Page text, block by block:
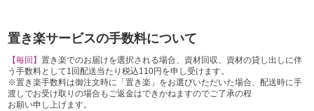
置き楽サービスの手数料について
【毎回】置き楽でのお届けを選択される場合、資材回収、資材の貸し出しに伴
う手数料として1回配送当たり税込110円を申し受けます。
※置き楽手数料は御注文時に「置き楽」をお選びいただいた場合、配送時に手
渡しでお受け取りの場合もご返金はできかねますのでご了承の程
お願い申し上げます。